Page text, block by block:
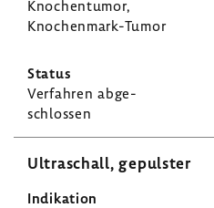
Knochen­tumor,
Knochenmark-​Tumor
Verfahren abge­
schlossen
Ultra­schall, gepulster